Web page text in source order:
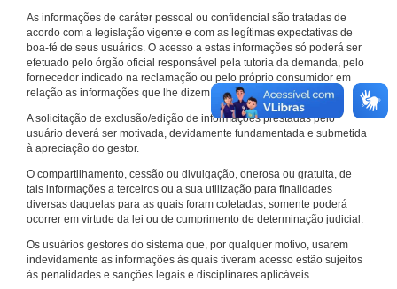
As informações de caráter pessoal ou confidencial são tratadas de
acordo com a legislação vigente e com as legítimas expectativas de
boa-fé de seus usuários. O acesso a estas informações só poderá ser
efetuado pelo órgão oficial responsável pela tutoria da demanda, pelo
fornecedor indicado na reclamação ou pelo próprio consumidor em
relação as informações que lhe dizem respeito.
A solicitação de exclusão/edição de informações prestadas pelo
usuário deverá ser motivada, devidamente fundamentada e submetida
à apreciação do gestor.
O compartilhamento, cessão ou divulgação, onerosa ou gratuita, de
tais informações a terceiros ou a sua utilização para finalidades
diversas daquelas para as quais foram coletadas, somente poderá
ocorrer em virtude da lei ou de cumprimento de determinação judicial.
Os usuários gestores do sistema que, por qualquer motivo, usarem
indevidamente as informações às quais tiveram acesso estão sujeitos
às penalidades e sanções legais e disciplinares aplicáveis.